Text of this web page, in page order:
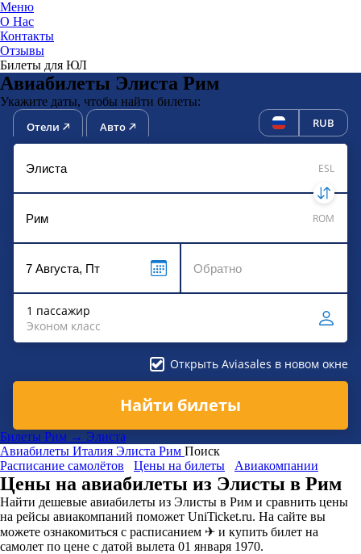
Меню
О Нас
Контакты
Отзывы
Билеты для ЮЛ
Авиабилеты Элиста Рим
Укажите даты, чтобы найти билеты:
Отели Авто RUB
ESL
ROM
1 пассажир
Эконом класс
Открыть Aviasales в новом окне
Найти билеты
Билеты Рим → Элиста
Авиабилеты Италия Элиста Рим Поиск
Расписание самолётов
Цены на билеты Авиакомпании
Цены на авиабилеты из Элисты в Рим
Найти дешевые авиабилеты из Элисты в Рим и сравнить цены
на рейсы авиакомпаний поможет UniTicket.ru. На сайте вы
можете ознакомиться с расписанием ✈ и купить билет на
самолет по цене с датой вылета 01 января 1970.